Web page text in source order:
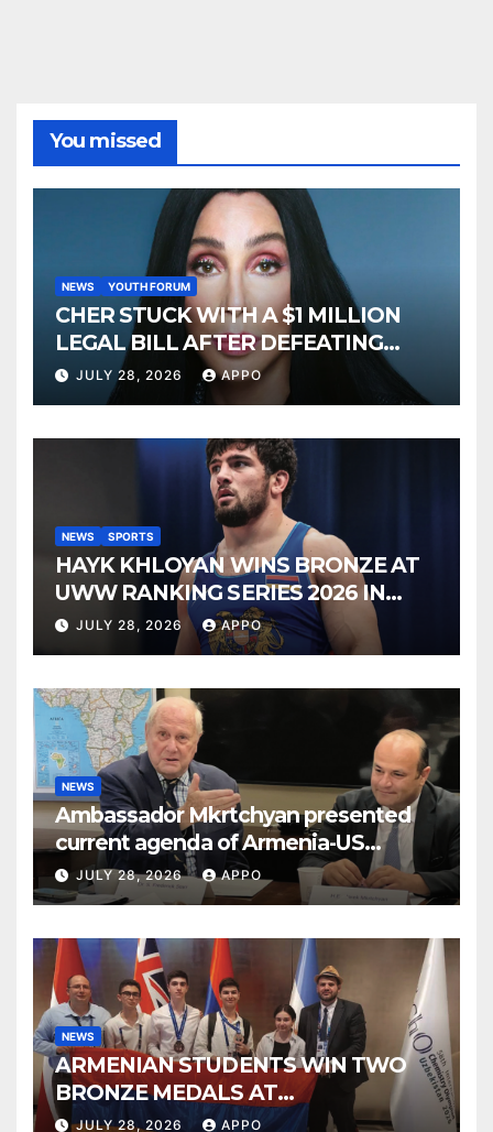
You missed
NEWS YOUTH FORUM
CHER STUCK WITH A $1 MILLION
LEGAL BILL AFTER DEFEATING
SONNY BONO’S WIDOW
JULY 28, 2026 APPO
NEWS SPORTS
HAYK KHLOYAN WINS BRONZE AT
UWW RANKING SERIES 2026 IN
BUDAPEST
JULY 28, 2026 APPO
NEWS
Ambassador Mkrtchyan presented
current agenda of Armenia-US
relations at American Foreign Policy
Council
JULY 28, 2026 APPO
NEWS
ARMENIAN STUDENTS WIN TWO
BRONZE MEDALS AT
INTERNATIONAL CHEMISTRY
JULY 28, 2026 APPO